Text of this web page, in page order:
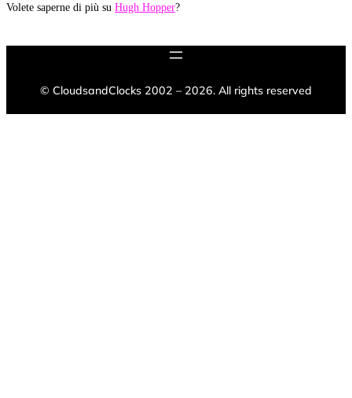
Volete saperne di più su Hugh Hopper?
© CloudsandClocks 2002 – 2026. All rights reserved